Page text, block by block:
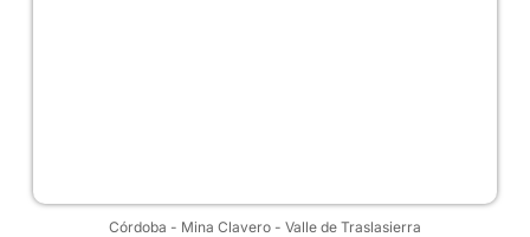
Córdoba - Mina Clavero - Valle de Traslasierra